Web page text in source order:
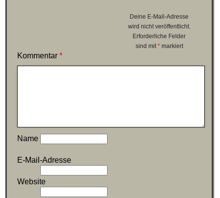
Deine E-Mail-Adresse
wird nicht veröffentlicht.
Erforderliche Felder
sind mit*markiert
Kommentar *
Name
E-Mail-Adresse
Website